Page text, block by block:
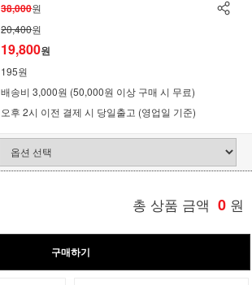
38,000원
20,400원
19,800원
195원
배송비 3,000원 (50,000원 이상 구매 시 무료)
오후 2시 이전 결제 시 당일출고 (영업일 기준)
총 상품 금액 0 원
구매하기